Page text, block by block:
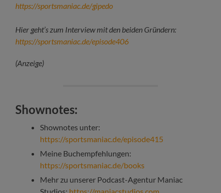
https://sportsmaniac.de/gipedo
Hier geht’s zum Interview mit den beiden Gründern:
https://sportsmaniac.de/episode406
(Anzeige)
Shownotes:
Shownotes unter:
https://sportsmaniac.de/episode415
Meine Buchempfehlungen:
https://sportsmaniac.de/books
Mehr zu unserer Podcast-Agentur Maniac